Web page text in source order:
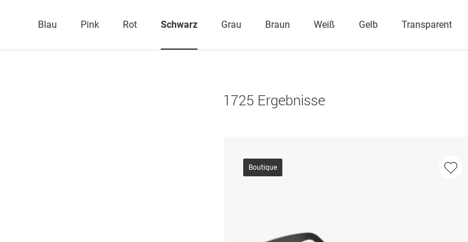
Blau Pink Rot Schwarz Grau Braun Weiß Gelb Transparent
1725 Ergebnisse
Boutique